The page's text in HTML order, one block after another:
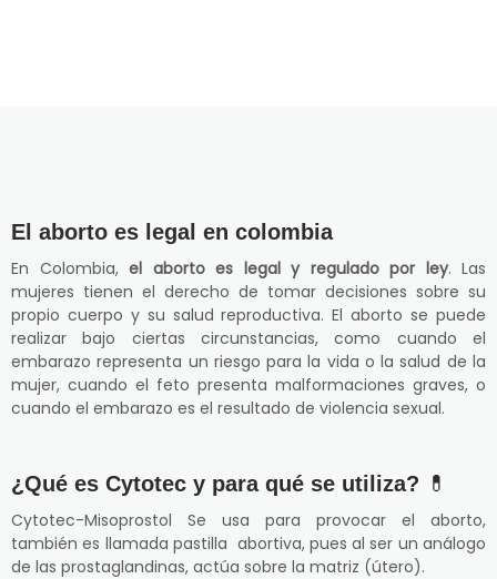
El aborto es legal en colombia
En Colombia, el aborto es legal y regulado por ley. Las
mujeres tienen el derecho de tomar decisiones sobre su
propio cuerpo y su salud reproductiva. El aborto se puede
realizar bajo ciertas circunstancias, como cuando el
embarazo representa un riesgo para la vida o la salud de la
mujer, cuando el feto presenta malformaciones graves, o
cuando el embarazo es el resultado de violencia sexual.
¿Qué es Cytotec y para qué se utiliza? 💊
Cytotec-Misoprostol Se usa para provocar el aborto,
también es llamada pastilla abortiva, pues al ser un análogo
de las prostaglandinas, actúa sobre la matriz (útero).